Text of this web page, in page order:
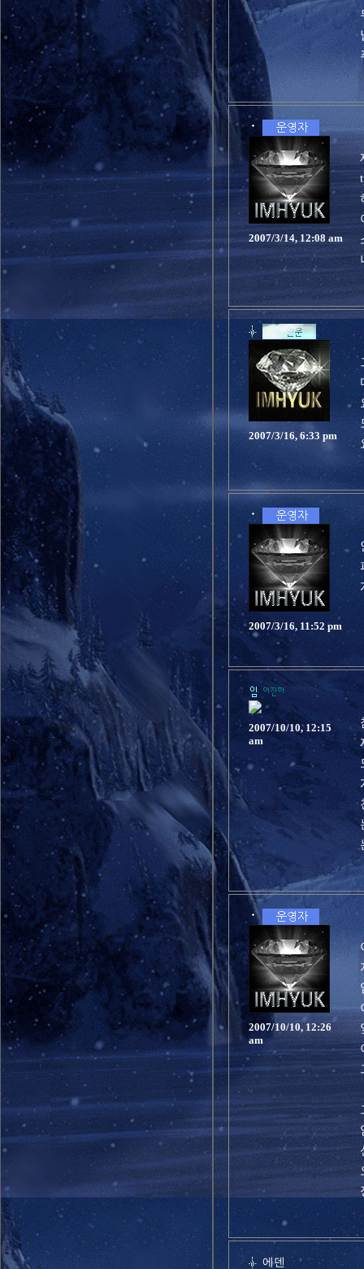
2007/3/14, 12:08 am
2007/3/16, 6:33 pm
2007/3/16, 11:52 pm
2007/10/10, 12:15
am
2007/10/10, 12:26
am
에덴